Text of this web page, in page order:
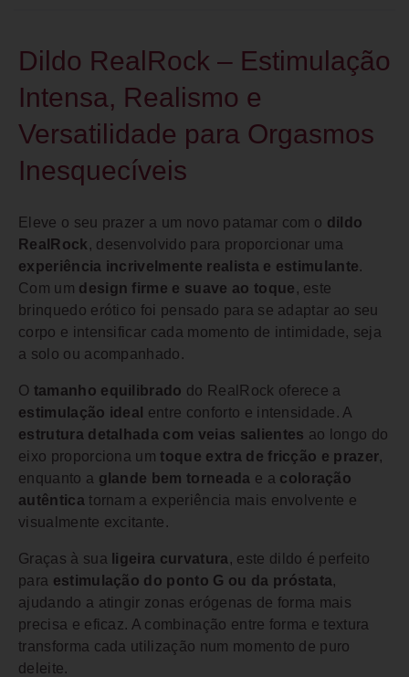
Dildo RealRock – Estimulação
Intensa, Realismo e
Versatilidade para Orgasmos
Inesquecíveis
Eleve o seu prazer a um novo patamar com o dildo
RealRock , desenvolvido para proporcionar uma
experiência incrivelmente realista e estimulante.
Com um design firme e suave ao toque , este
brinquedo erótico foi pensado para se adaptar ao seu
corpo e intensificar cada momento de intimidade, seja
a solo ou acompanhado.
O tamanho equilibrado do RealRock oferece a
estimulação ideal
entre conforto e intensidade. A
estrutura detalhada com veias salientes ao longo do
eixo proporciona umtoque extra de fricção e prazer,
enquanto a glande bem torneada e a coloração
autêntica tornam a experiência mais envolvente e
visualmente excitante.
Graças à sua ligeira curvatura , este dildo é perfeito
para estimulação do ponto G ou da próstata,
ajudando a atingir zonas erógenas de forma mais
precisa e eficaz. A combinação entre forma e textura
transforma cada utilização num momento de puro
deleite.